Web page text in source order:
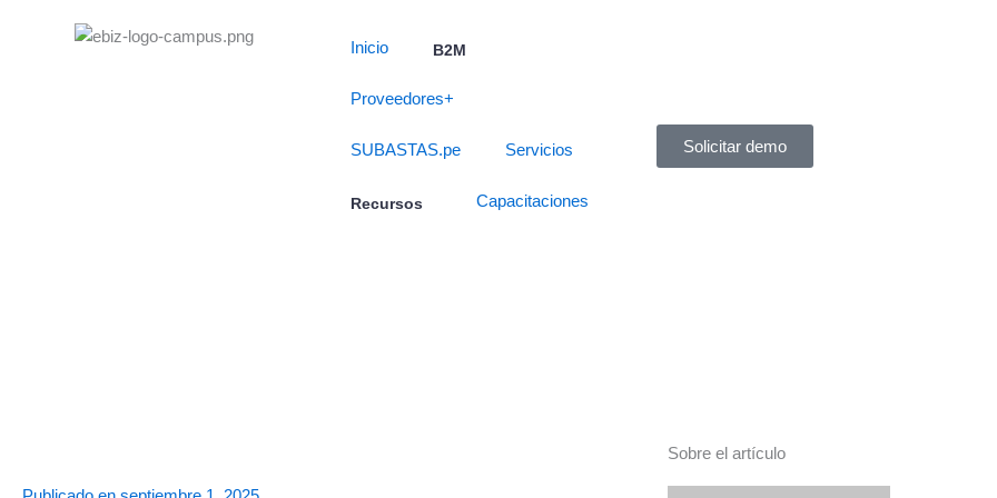
Inicio B2M
Proveedores+
SUBASTAS.pe Servicios
Recursos Capacitaciones
Solicitar demo
Sobre el artículo